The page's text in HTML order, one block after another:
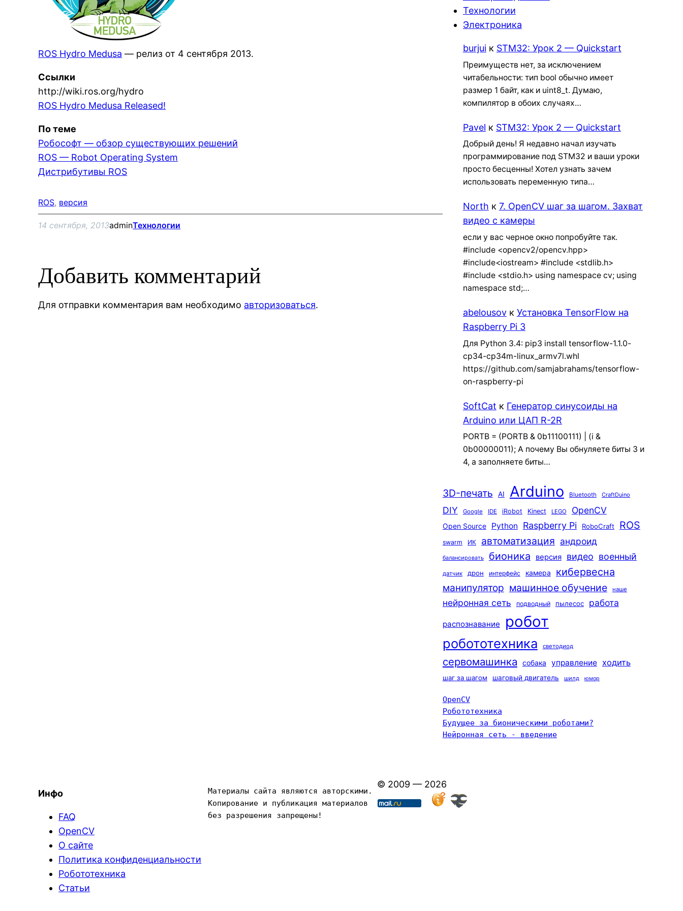
ROS Hydro Medusa — релиз от 4 сентября 2013.
Ссылки
http://wiki.ros.org/hydro
ROS Hydro Medusa Released!
По теме
Робософт — обзор существующих решений
ROS — Robot Operating System
Дистрибутивы ROS
ROS, версия
14 сентября, 2013adminТехнологии
Добавить комментарий
Для отправки комментария вам необходимо авторизоваться.
Технологии
Электроника
burjuiк STM32: Урок 2 — Quickstart
Преимуществ нет, за исключением
читабельности: тип bool обычно имеет
размер 1 байт, как и uint8_t. Думаю,
компилятор в обоих случаях…
Pavel к STM32: Урок 2 — Quickstart
Добрый день! Я недавно начал изучать
программирование под STM32 и ваши уроки
просто бесценны! Хотел узнать зачем
использовать переменную типа…
North к 7. OpenCV шаг за шагом. Захват
видео с камеры
если у вас черное окно попробуйте так.
#include <opencv2/opencv.hpp>
#include<iostream> #include <stdlib.h>
#include <stdio.h> using namespace cv; using
namespace std;…
abelousovк Установка TensorFlow на
Raspberry Pi 3
Для Python 3.4: pip3 install tensorflow-1.1.0-
cp34-cp34m-linux_armv7l.whl
https://github.com/samjabrahams/tensorflow-
on-raspberry-pi
SoftCat к Генератор синусоиды на
Arduino или ЦАП R-2R
PORTB = (PORTB & 0b11100111) | (i &
0b00000011); А почему Вы обнуляете биты 3 и
4, а заполняете биты…
3D-печать AI Arduino Bluetooth CraftDuino
DIY Google IDE iRobot Kinect LEGO OpenCV
Open Source Python Raspberry Pi RoboCraft ROS
swarm ИК автоматизация андроид
балансировать бионика версия видео военный
датчик дрон интерфейс камера кибервесна
манипулятор машинное обучение наше
нейронная сеть подводный пылесос работа
распознавание робот
робототехника светодиод
сервомашинка собака управление ходить
шаг за шагом шаговый двигатель шилд юмор
OpenCV
Робототехника
Будущее за бионическими роботами?
Нейронная сеть - введение
Инфо
FAQ
OpenCV
О сайте
Политика конфиденциальности
Робототехника
Статьи
Материалы сайта являются авторскими.
Копирование и публикация материалов
без разрешения запрещены!
© 2009 — 2026